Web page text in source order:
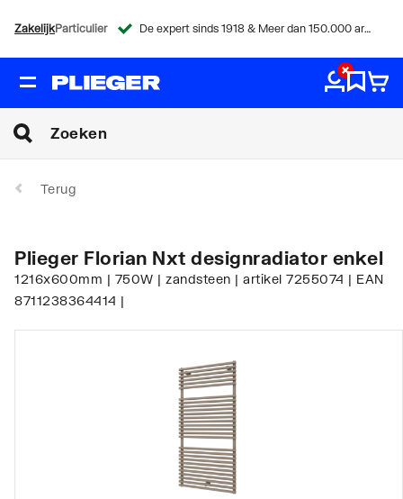
ZakelijkParticulier De expert sinds 1918 & Meer dan 150.000 artikelen
Terug
Plieger Florian Nxt designradiator enkel
1216x600mm | 750W | zandsteen | artikel 7255074 | EAN
8711238364414 |